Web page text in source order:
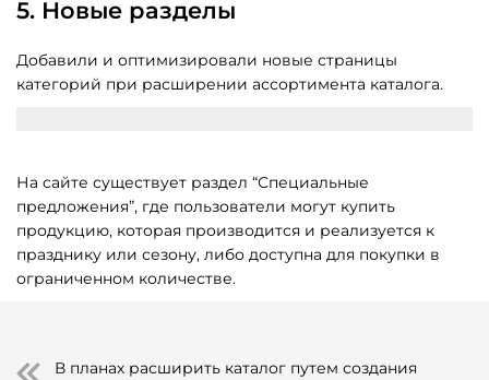
5. Новые разделы
Добавили и оптимизировали новые страницы
категорий при расширении ассортимента каталога.
На сайте существует раздел “Специальные
предложения”, где пользователи могут купить
продукцию, которая производится и реализуется к
празднику или сезону, либо доступна для покупки в
ограниченном количестве.
В планах расширить каталог путем создания